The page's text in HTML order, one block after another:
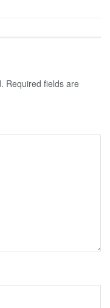
Required fields are